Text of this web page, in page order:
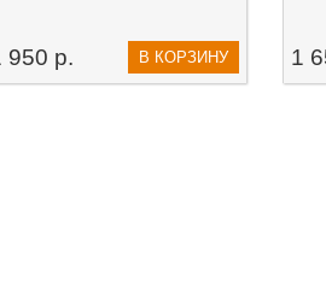
950 р. В КОРЗИНУ 1